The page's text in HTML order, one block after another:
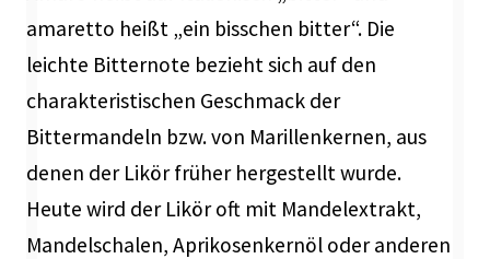
amaretto heißt „ein bisschen bitter“. Die
leichte Bitternote bezieht sich auf den
charakteristischen Geschmack der
Bittermandeln bzw. von Marillenkernen, aus
denen der Likör früher hergestellt wurde.
Heute wird der Likör oft mit Mandelextrakt,
Mandelschalen, Aprikosenkernöl oder anderen